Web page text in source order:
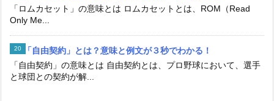
「ロムカセット」の意味とは ロムカセットとは、ROM（Read
Only Me...
「自由契約」とは？意味と例文が３秒でわかる！
「自由契約」の意味とは 自由契約とは、プロ野球において、選手
と球団との契約が解...